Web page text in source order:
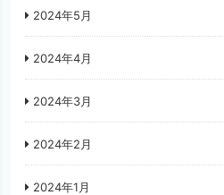
2024年5月
2024年4月
2024年3月
2024年2月
2024年1月